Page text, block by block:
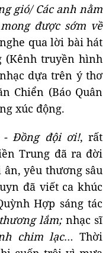
gió/ Các anh nằm
được sớm về
qua lời bài hát
(Kênh truyền hình
dựa trên ý thơ
Chiển (Báo Quân
xúc động.
- Đồng đội ơi!, rất
Trung đã ra đời
yêu thương sâu
đã viết ca khúc
Hợp sáng tác
lắm;nhạc sĩ
chim lạc… Thời